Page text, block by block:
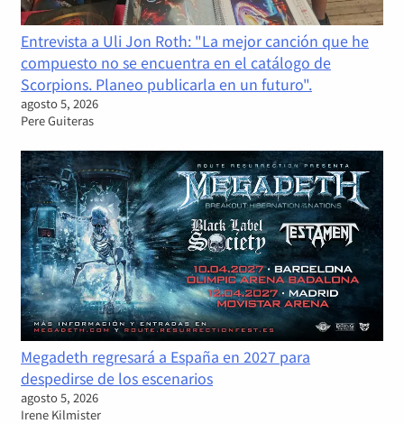
Entrevista a Uli Jon Roth: "La mejor canción que he
compuesto no se encuentra en el catálogo de
Scorpions. Planeo publicarla en un futuro".
agosto 5, 2026
Pere Guiteras
Megadeth regresará a España en 2027 para
despedirse de los escenarios
agosto 5, 2026
Irene Kilmister